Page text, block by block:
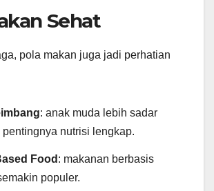
Sehat
pola makan juga jadi perhatian
: anak muda lebih sadar
pentingnya nutrisi lengkap.
Food : makanan berbasis
populer.